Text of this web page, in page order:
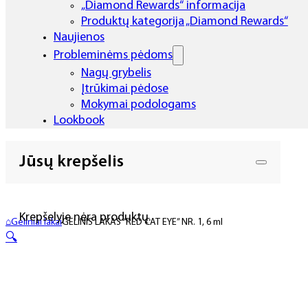
„Diamond Rewards“ informacija
Produktų kategorija „Diamond Rewards“
Naujienos
Probleminėms pėdoms
Nagų grybelis
Įtrūkimai pėdose
Mokymai podologams
Lookbook
Jūsų krepšelis
Krepšelyje nėra produktų.
⌂Geliniai lakaiGELINIS LAKAS “RED CAT EYE” NR. 1, 6 ml
🔍